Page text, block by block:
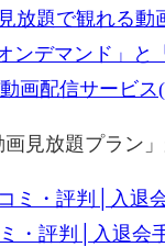
題で観れる動
デマンド」と
画配信サービス
見放題プラン」
・評判│入退